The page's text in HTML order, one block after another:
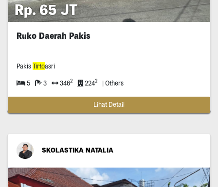
Rp. 65 JT
Ruko Daerah Pakis
PakisTirtoasri
5 3 3462 2242 | Others
Lihat Detail
SKOLASTIKA NATALIA